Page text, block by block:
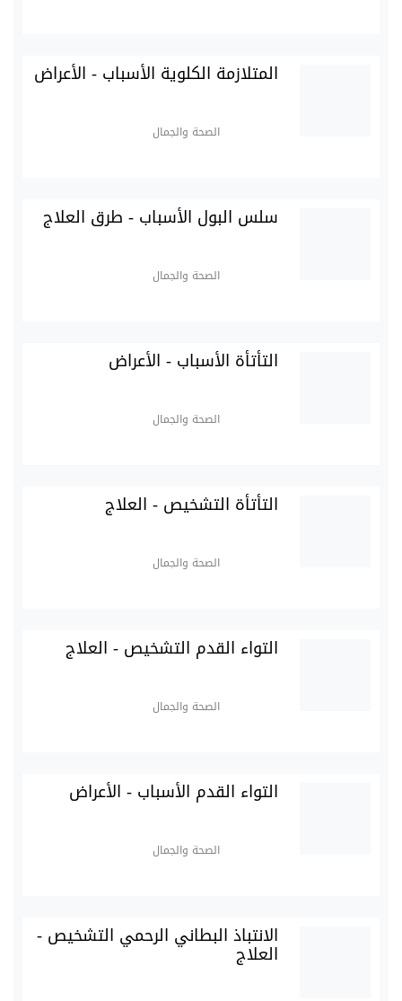
المتلازمة الكلوية الأسباب - الأعراض
الصحة والجمال
سلس البول الأسباب - طرق العلاج
الصحة والجمال
التأتأة الأسباب - الأعراض
الصحة والجمال
التأتأة التشخيص - العلاج
الصحة والجمال
التواء القدم التشخيص - العلاج
الصحة والجمال
التواء القدم الأسباب - الأعراض
الصحة والجمال
الانتباذ البطاني الرحمي التشخيص -
العلاج